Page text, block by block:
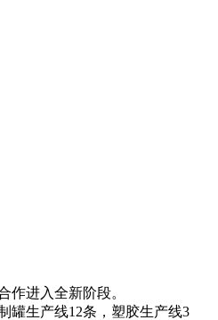
进入全新阶段。
生产线12条，塑胶生产线3